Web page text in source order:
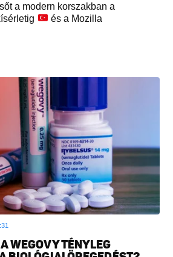
a modern korszakban a
és a Mozilla
WEGOVY TÉNYLEG